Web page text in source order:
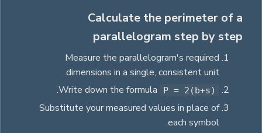
Calculate the perimeter of a
parallelogram step by step
Measure the parallelogram's required
dimensions in a single, consistent unit.
Write down the formula
P = 2(b+s)
.
Substitute your measured values in place of
each symbol.